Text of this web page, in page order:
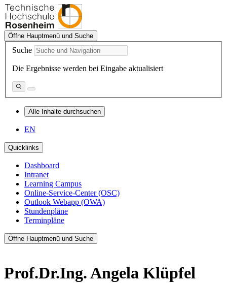
Öffne Hauptmenü und Suche
Suche
Die Ergebnisse werden bei Eingabe aktualisiert
Alle Inhalte durchsuchen
EN
Quicklinks
Dashboard
Intranet
Learning Campus
Online-Service-Center (OSC)
Outlook Webapp (OWA)
Stundenpläne
Terminpläne
Öffne Hauptmenü und Suche
Prof.Dr.Ing. Angela Klüpfel